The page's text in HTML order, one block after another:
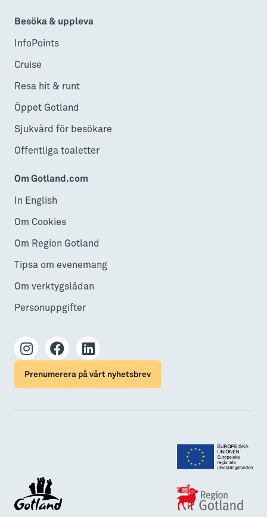
Besöka & uppleva
InfoPoints
Cruise
Resa hit & runt
Öppet Gotland
Sjukvård för besökare
Offentliga toaletter
Om Gotland.com
In English
Om Cookies
Om Region Gotland
Tipsa om evenemang
Om verktygslådan
Personuppgifter
Prenumerera på vårt nyhetsbrev